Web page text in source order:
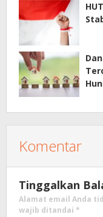
Komentar
Tinggalkan
Alamat email Anda
wajib ditandai *